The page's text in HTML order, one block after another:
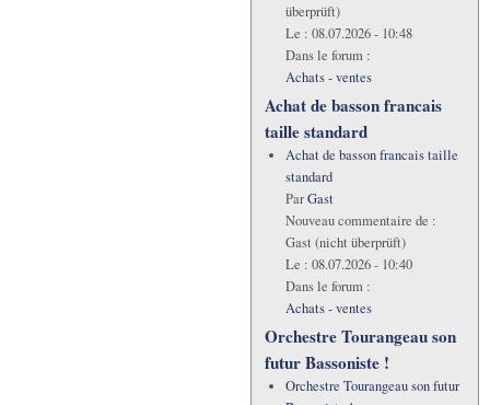
überprüft)
Le : 08.07.2026 - 10:48
Dans le forum :
Achats - ventes
Achat de basson francais
taille standard
Achat de basson francais taille
standard
ParGast
Nouveau commentaire de :
Gast (nicht überprüft)
Le : 08.07.2026 - 10:40
Dans le forum :
Achats - ventes
Orchestre Tourangeau son
futur Bassoniste !
Orchestre Tourangeau son futur